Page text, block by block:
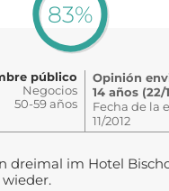
83%
público
Negocios
50-59 años
Opinión
14 años (22/
Fecha de la
11/2012
dreimal im Hotel